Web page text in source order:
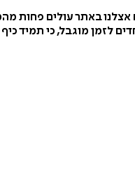
אצלנו באתר עולים פחות
לזמן מוגבל, כי תמיד